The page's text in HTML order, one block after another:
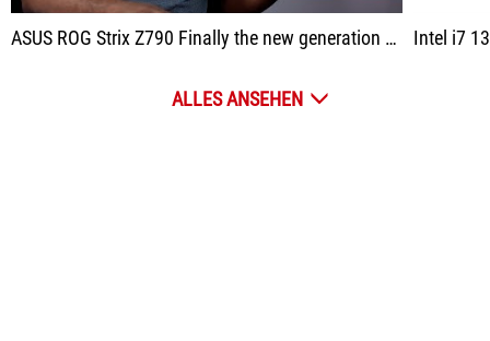
ASUS ROG Strix Z790 Finally the new generation arrived Intel i7
ALLES ANSEHEN